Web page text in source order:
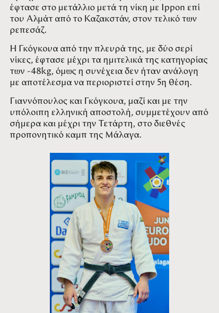
έφτασε στο μετάλλιο μετά τη νίκη με Ippon επί
του Αλμάτ από το Καζακστάν, στον τελικό των
ρεπεσάζ.
Η Γκόγκουα από την πλευρά της, με δύο σερί
νίκες, έφτασε μέχρι τα ημιτελικά της κατηγορίας
των -48kg, όμως η συνέχεια δεν ήταν ανάλογη
με αποτέλεσμα να περιοριστεί στην 5η θέση.
Γιαννόπουλος και Γκόγκουα, μαζί και με την
υπόλοιπη ελληνική αποστολή, συμμετέχουν από
σήμερα και μέχρι την Τετάρτη, στο διεθνές
προπονητικό καμπ της Μάλαγα.